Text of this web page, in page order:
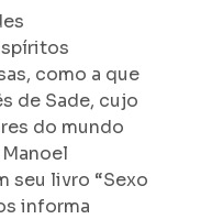
como a que
de Sade, cujo
do mundo
seu livro “Sexo
informa